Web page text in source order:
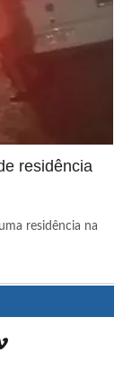
residência
residência na